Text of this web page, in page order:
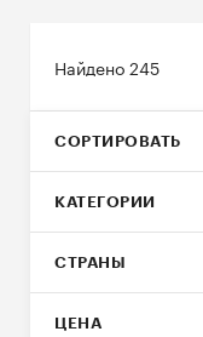
Найдено245
СОРТИРОВАТЬ
КАТЕГОРИИ
СТРАНЫ
ЦЕНА